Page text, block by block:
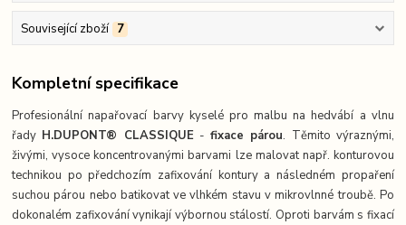
Související zboží 7
Kompletní specifikace
Profesionální napařovací barvy kyselé pro malbu na hedvábí a vlnu
řady H.DUPONT® CLASSIQUE-fixace párou. Těmito výraznými,
živými, vysoce koncentrovanými barvami lze malovat např. konturovou
technikou po předchozím zafixování kontury a následném propaření
suchou párou nebo batikovat ve vlhkém stavu v mikrovlnné troubě. Po
dokonalém zafixování vynikají výbornou stálostí. Oproti barvám s fixací